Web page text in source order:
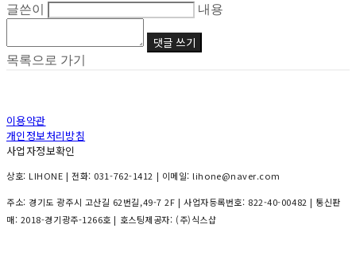
글쓴이
내용
댓글 쓰기
목록으로 가기
이용약관
개인정보처리방침
사업자정보확인
상호: LIHONE | 전화: 031-762-1412 | 이메일: lihone@naver.com
주소: 경기도 광주시 고산길 62번길,49-7 2F | 사업자등록번호: 822-40-00482 | 통신판
매: 2018-경기광주-1266호 | 호스팅제공자: (주)식스샵